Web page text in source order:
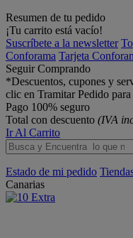
Resumen de tu pedido
¡Tu carrito está vacío!
Suscríbete a la newsletter
Conforama Tarjeta
Seguir Comprando
*Descuentos, cupones y
clic en Tramitar Pedido
Pago 100% seguro
Total con descuento (IVA
Ir Al Carrito
Estado de mi pedido
Canarias